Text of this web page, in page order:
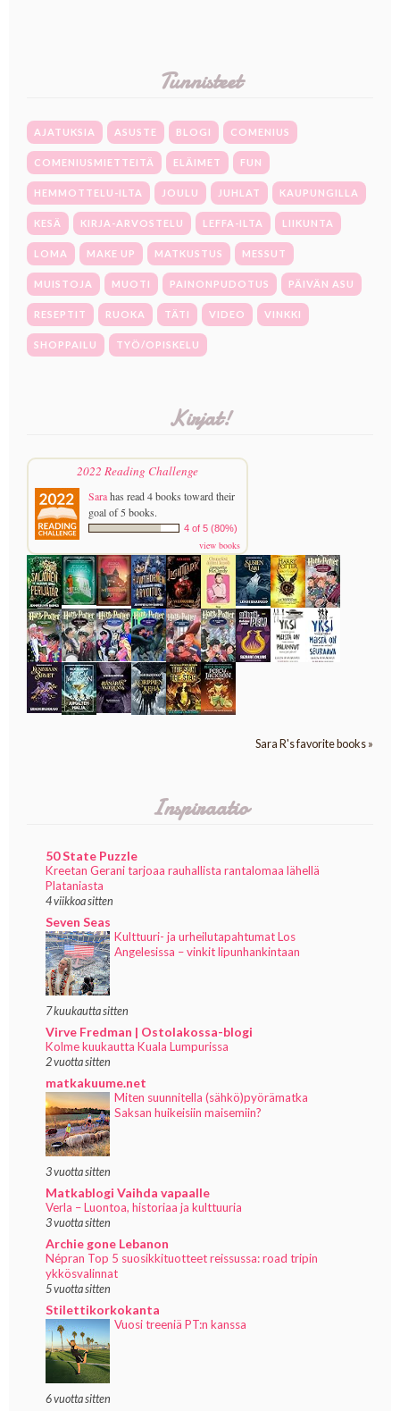
Tunnisteet
AJATUKSIA ASUSTE BLOGI COMENIUS
COMENIUSMIETTEITÄ ELÄIMET FUN
HEMMOTTELU-ILTA JOULU JUHLAT KAUPUNGILLA
KESÄ KIRJA-ARVOSTELU LEFFA-ILTA LIIKUNTA
LOMA MAKE UP MATKUSTUS MESSUT
MUISTOJA MUOTI PAINONPUDOTUS PÄIVÄN ASU
RESEPTIT RUOKA TÄTI VIDEO VINKKI
SHOPPAILU TYÖ/OPISKELU
Kirjat!
2022 Reading Challenge
Sarahas read 4 books toward their
goal of 5 books.
4 of 5 (80%)
view books
Sara R's favorite books »
Inspiraatio
50 State Puzzle
Kreetan Gerani tarjoaa rauhallista rantalomaa lähellä
Plataniasta
4 viikkoa sitten
Seven Seas
Kulttuuri- ja urheilutapahtumat Los
Angelesissa – vinkit lipunhankintaan
7 kuukautta sitten
Virve Fredman | Ostolakossa-blogi
Kolme kuukautta Kuala Lumpurissa
2 vuotta sitten
matkakuume.net
Miten suunnitella (sähkö)pyörämatka
Saksan huikeisiin maisemiin?
3 vuotta sitten
Matkablogi Vaihda vapaalle
Verla – Luontoa, historiaa ja kulttuuria
3 vuotta sitten
Archie gone Lebanon
Népran Top 5 suosikkituotteet reissussa: road tripin
ykkösvalinnat
5 vuotta sitten
Stilettikorkokanta
Vuosi treeniä PT:n kanssa
6 vuotta sitten